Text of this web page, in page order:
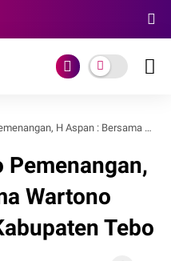
: Bersama Wartono Siap Memimpin Kabupaten Tebo
Pemenangan,
Wartono
Tebo